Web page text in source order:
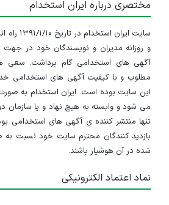
مختصری درباره ایران استخدام
سایت
و روزانه مدیران و نویسندگان خود در
آگهی های استخدامی گام برداشت. سعی
مطلوب و با کیفیت آگهی های استخدامی
این سایت بوده است. ایران استخدام به
می شود و وابسته به هیچ نهاد و یا سازمان
تنها منتشر کننده ی آگهی های استخدامی
بازدید کنندگان محترم سایت خود نسبت
شده در آن هوشیار باشند.
نماد اعتماد الکترونیکی